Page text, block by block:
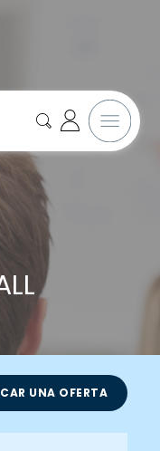
UNA OFERTA